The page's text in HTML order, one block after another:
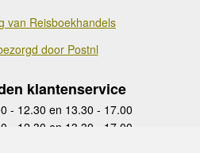
van Reisboekhandels
door Postnl
klantenservice
- 12.30 en 13.30 - 17.00
- 12.30 en 13.30 - 17.00